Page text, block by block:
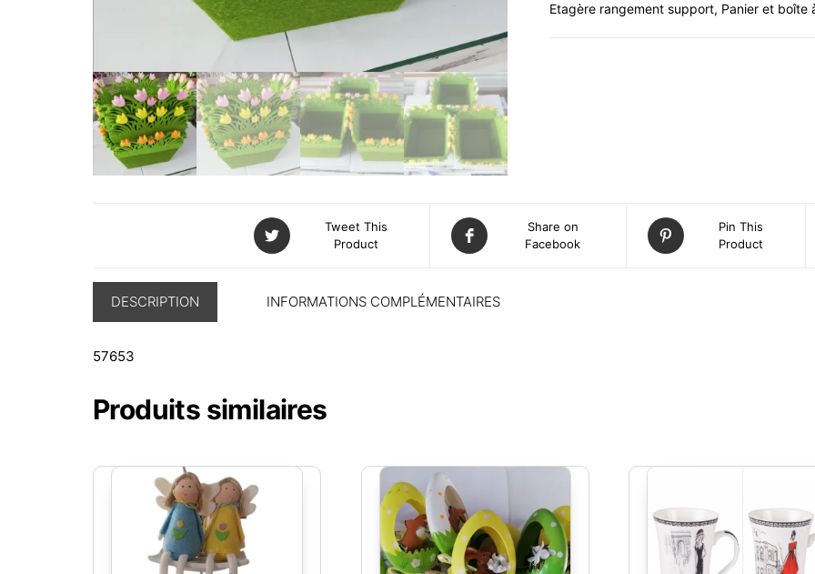
Etagère rangement support, Panier et boîte
Tweet This
Product
Share on
Facebook
Pin This
Product
DESCRIPTION INFORMATIONS COMPLÉMENTAIRES
57653
Produits similaires